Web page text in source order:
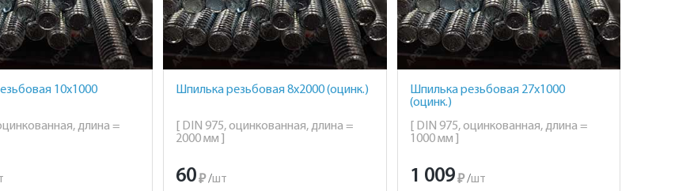
10х1000
длина =
Шпилька резьбовая 8х2000 (оцинк.)
[ DIN 975, оцинкованная, длина =
2000 мм ]
60₽ /шт
Шпилька резьбовая 27х1000
(оцинк.)
[ DIN 975, оцинкованная, длина =
1000 мм ]
1 009 ₽ /шт